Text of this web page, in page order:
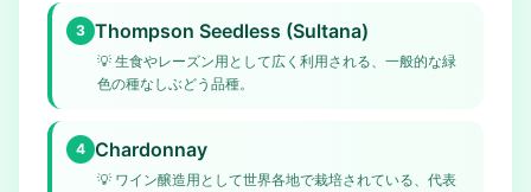
3 Thompson Seedless (Sultana)
💡 生食やレーズン用として広く利用される、一般的な緑
色の種なしぶどう品種。
4 Chardonnay
💡 ワイン醸造用として世界各地で栽培されている、代表